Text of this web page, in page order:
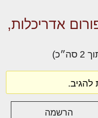
אדריכלות,
הרשמה